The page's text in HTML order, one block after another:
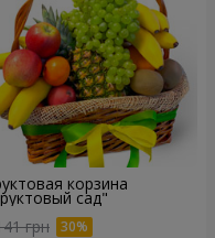
корзина
сад"
грн